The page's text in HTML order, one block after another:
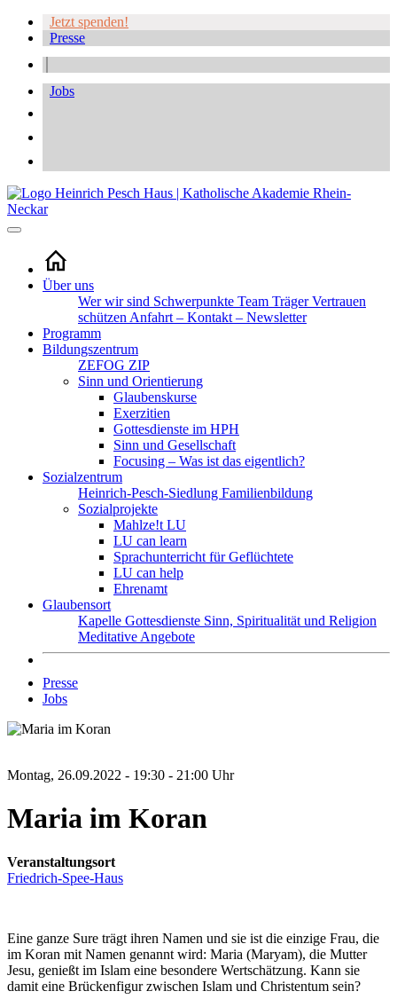
Jetzt spenden!
Presse
Jobs
Über uns
Wer wir sind Schwerpunkte Team TrägerVertrauen
schützen Anfahrt – Kontakt – Newsletter
Programm
Bildungszentrum
ZEFOG ZIP
Sinn und Orientierung
Glaubenskurse
Exerzitien
Gottesdienste im HPH
Sinn und Gesellschaft
Focusing – Was ist das eigentlich?
Sozialzentrum
Heinrich-Pesch-Siedlung Familienbildung
Sozialprojekte
Mahlze!t LU
LU can learn
Sprachunterricht für Geflüchtete
LU can help
Ehrenamt
Glaubensort
Kapelle Gottesdienste Sinn, Spiritualität und Religion
Meditative Angebote
Presse
Jobs
Montag, 26.09.2022 - 19:30 - 21:00 Uhr
Maria im Koran
Veranstaltungsort
Friedrich-Spee-Haus
Eine ganze Sure trägt ihren Namen und sie ist die einzige Frau, die
im Koran mit Namen genannt wird: Maria (Maryam), die Mutter
Jesu, genießt im Islam eine besondere Wertschätzung. Kann sie
damit eine Brückenfigur zwischen Islam und Christentum sein?